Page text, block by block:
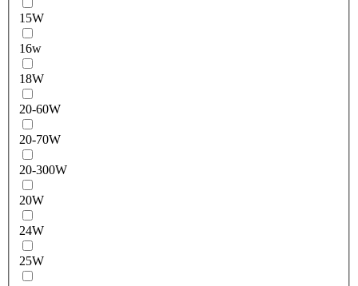
15W
16w
18W
20-60W
20-70W
20-300W
20W
24W
25W